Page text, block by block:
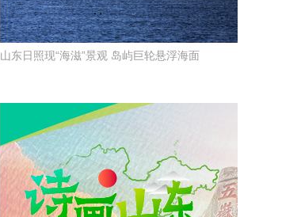
山东日照现“海滋”景观 岛屿巨轮悬浮海面